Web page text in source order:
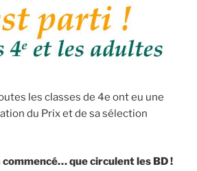
les classes de 4e ont eu une
du Prix et de sa sélection
que circulent les BD !